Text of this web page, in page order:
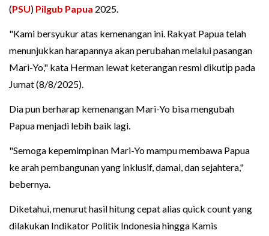
(PSU) Pilgub Papua 2025.
"Kami bersyukur atas kemenangan ini. Rakyat Papua telah
menunjukkan harapannya akan perubahan melalui pasangan
Mari-Yo," kata Herman lewat keterangan resmi dikutip pada
Jumat (8/8/2025).
Dia pun berharap kemenangan Mari-Yo bisa mengubah
Papua menjadi lebih baik lagi.
"Semoga kepemimpinan Mari-Yo mampu membawa Papua
ke arah pembangunan yang inklusif, damai, dan sejahtera,"
bebernya.
Diketahui, menurut hasil hitung cepat alias quick count yang
dilakukan Indikator Politik Indonesia hingga Kamis